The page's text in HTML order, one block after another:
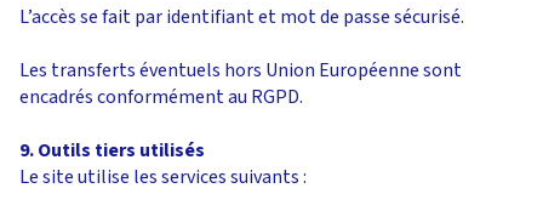
L’accès se fait par identifiant et mot de passe sécurisé.
Les transferts éventuels hors Union Européenne sont
encadrés conformément au RGPD.
9. Outils tiers utilisés
Le site utilise les services suivants :